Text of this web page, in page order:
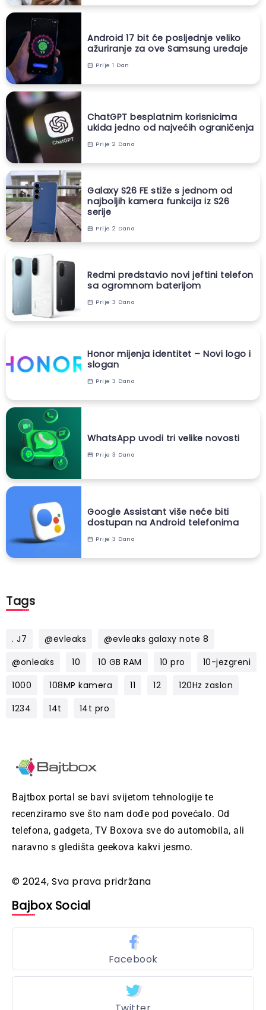
Android 17 bit će posljednje veliko
ažuriranje za ove Samsung uređaje
Prije 1 Dan
ChatGPT besplatnim korisnicima
ukida jedno od najvećih ograničenja
Prije 2 Dana
Galaxy S26 FE stiže s jednom od
najboljih kamera funkcija iz S26
serije
Prije 2 Dana
Redmi predstavio novi jeftini telefon
sa ogromnom baterijom
Prije 3 Dana
Honor mijenja identitet – Novi logo i
slogan
Prije 3 Dana
WhatsApp uvodi tri velike novosti
Prije 3 Dana
Google Assistant više neće biti
dostupan na Android telefonima
Prije 3 Dana
Tags
. J7 @evleaks
@evleaks galaxy note 8
@onleaks
10 10 GB RAM 10 pro
10-jezgreni
1000
108MP kamera 11 12
120Hz zaslon
1234
14t 14t pro
Bajtbox portal se bavi svijetom tehnologije te
recenziramo sve što nam dođe pod povećalo. Od
telefona, gadgeta, TV Boxova sve do automobila, ali
naravno s gledišta geekova kakvi jesmo.
© 2024, Sva prava pridržana
Bajbox Social
Facebook